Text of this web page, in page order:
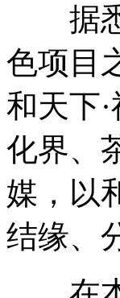
据悉
色项目
和天下
化界、
媒，以
结缘、